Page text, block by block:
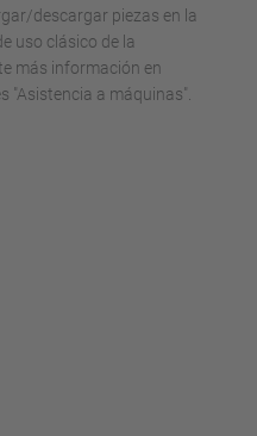
descargar piezas en la
uso clásico de la
más información en
"Asistencia a máquinas".